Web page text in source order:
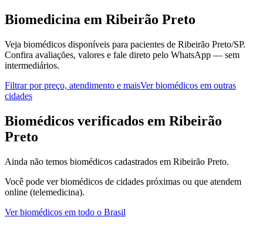
Biomedicina em Ribeirão Preto
Veja biomédicos disponíveis para pacientes de Ribeirão Preto/SP.
Confira avaliações, valores e fale direto pelo WhatsApp — sem
intermediários.
Filtrar por preço, atendimento e maisVerbiomédicos em outras
cidades
Biomédicos verificados em Ribeirão
Preto
Ainda não temos biomédicos cadastrados em Ribeirão Preto.
Você pode verbiomédicos de cidades próximas ou que atendem
online (telemedicina).
Verbiomédicos em todo o Brasil